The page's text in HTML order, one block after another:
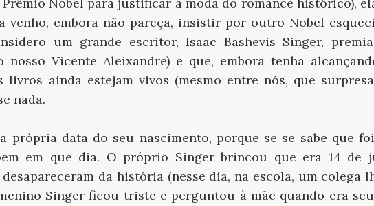
venho, embora não pareça, insistir por outro Nobel
um grande escritor, Isaac Bashevis Singer,
nosso Vicente Aleixandre) e que, embora tenha
livros ainda estejam vivos (mesmo entre nós, que
nada.
própria data do seu nascimento, porque se se sabe que
em que dia. O próprio Singer brincou que era 14 de
da história (nesse dia, na escola, um colega
Singer ficou triste e perguntou à mãe quando era